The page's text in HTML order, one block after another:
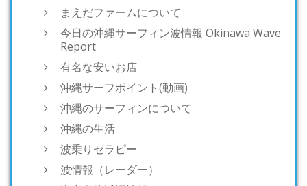
まえだファームについて
今日の沖縄サーフィン波情報 Okinawa Wave
Report
有名な安いお店
沖縄サーフポイント(動画)
沖縄のサーフィンについて
沖縄の生活
波乗りセラピー
波情報（レーダー）